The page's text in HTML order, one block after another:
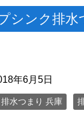
シンク排
年6月5日
排水つまり 兵庫